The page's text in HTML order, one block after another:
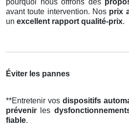
pourquoi nous offrons des
avant toute intervention. Nos prix
un excellent rapport qualité-prix.
Éviter les pannes
**Entretenir vos dispositifs
prévenir les
fiable.